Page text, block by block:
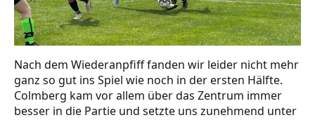
Nach dem Wiederanpfiff fanden wir leider nicht mehr
ganz so gut ins Spiel wie noch in der ersten Hälfte.
Colmberg kam vor allem über das Zentrum immer
besser in die Partie und setzte uns zunehmend unter